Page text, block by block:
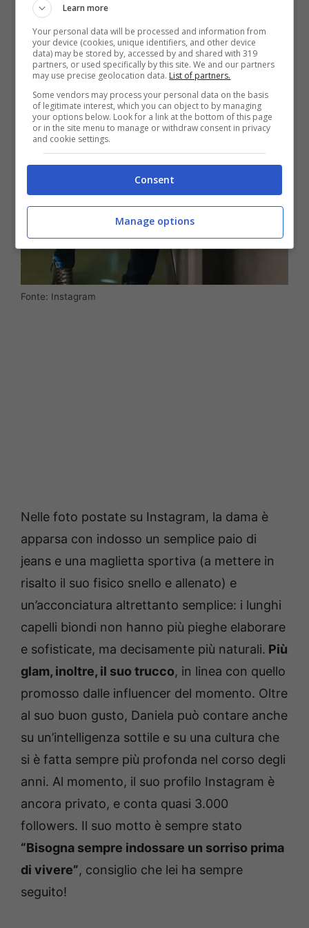
Fonte: Instagram
Nelle foto postate su Instagram, la dama è
apparsa con indosso un semplice paio di
jeans e una maglietta sportiva (a mettere in
risalto il suo fisico snello e allenato) e
un’acconciatura altrettanto semplice: i lunghi
capelli biondi non hanno più pieghe elaborare
e sofisticate, ma decisamente più naturali. Più
glam, inoltre, il suo trucco, in linea con quello
promosso dalle influencer del momento. Oltre
al suo buon gusto, Daniela può contare anche
su un’intelligenza sottile e su una cultura che
si è fatta sempre più profonda nel corso degli
anni. Al momento, il suo profilo Instagram è
ancora privato, e conta quasi 3.000
followers. Il suo motto è sempre stato
“Bisogna sempre indossare un sorriso prima
di vivere”, consiglio che lei ha sempre
seguito!
Learn more
Your personal data will be processed and information from
your device (cookies, unique identifiers, and other device
data) may be stored by, accessed by and shared with 319
partners, or used specifically by this site. We and our partners
may use precise geolocation data. List of partners.
Some vendors may process your personal data on the basis
of legitimate interest, which you can object to by managing
your options below. Look for a link at the bottom of this page
or in the site menu to manage or withdraw consent in privacy
and cookie settings.
Consent
Manage options